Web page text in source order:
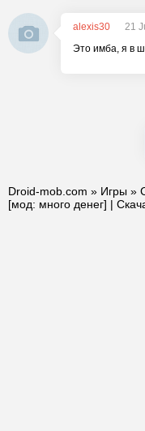
alexis30
21
Это имба, я в
Droid-mob.com » Игры »
[мод: много денег] |